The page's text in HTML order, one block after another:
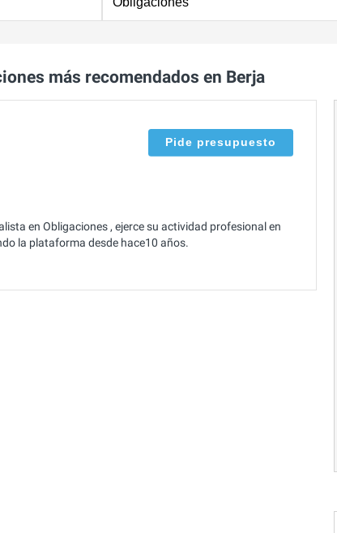
más recomendados en Berja
Pide presupuesto
en Obligaciones , ejerce su actividad profesional en
la plataforma desde hace10 años.